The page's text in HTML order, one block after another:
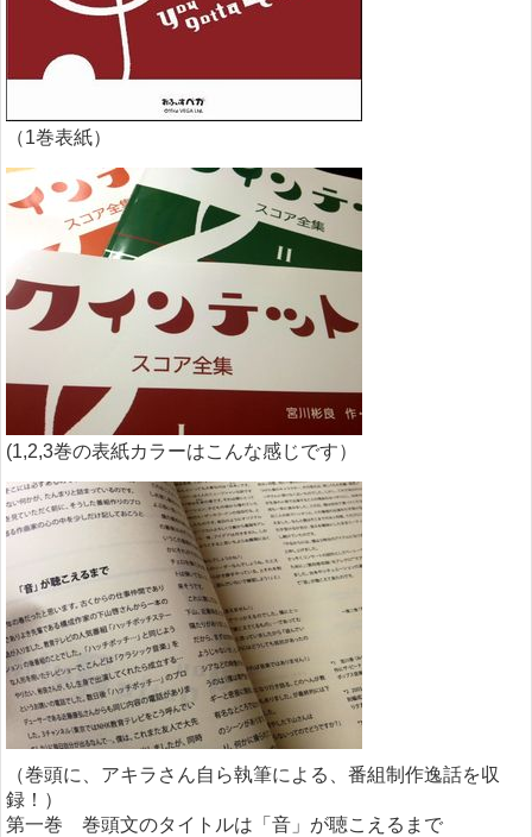
（1巻表紙）
(1,2,3巻の表紙カラーはこんな感じです）
（巻頭に、アキラさん自ら執筆による、番組制作逸話を収
録！）
第一巻 巻頭文のタイトルは「音」が聴こえるまで